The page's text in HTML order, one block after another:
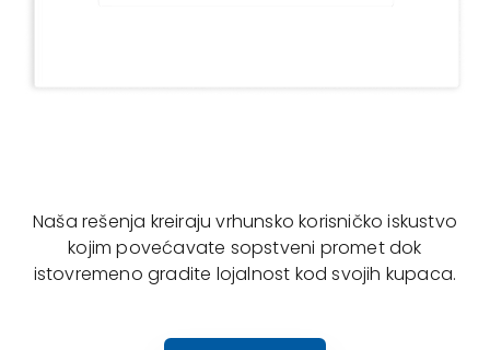
Naša rešenja kreiraju vrhunsko korisničko iskustvo
kojim povećavate sopstveni promet dok
istovremeno gradite lojalnost kod svojih kupaca.